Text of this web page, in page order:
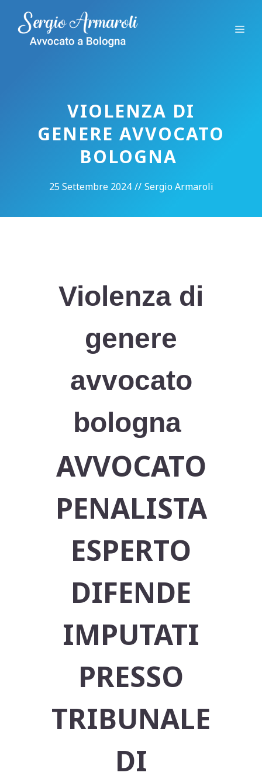
contenuto
VIOLENZA DI
GENERE AVVOCATO
BOLOGNA
25 Settembre 2024 // Sergio Armaroli
Violenza di
genere
avvocato
bologna
AVVOCATO
PENALISTA
ESPERTO
DIFENDE
IMPUTATI
PRESSO
TRIBUNALE
DI